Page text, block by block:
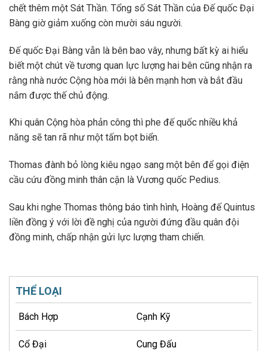
chết thêm một Sát Thần. Tổng số Sát Thần của Đế quốc Đại
Bàng giờ giảm xuống còn mười sáu người.
Đế quốc Đại Bàng vẫn là bên bao vây, nhưng bất kỳ ai hiểu
biết một chút về tương quan lực lượng hai bên cũng nhận ra
rằng nhà nước Cộng hòa mới là bên mạnh hơn và bắt đầu
nắm được thế chủ động.
Khi quân Cộng hòa phản công thì phe đế quốc nhiều khả
năng sẽ tan rã như một tấm bọt biển.
Thomas đành bỏ lòng kiêu ngạo sang một bên để gọi điện
cầu cứu đồng minh thân cận là Vương quốc Pedius.
Sau khi nghe Thomas thông báo tình hình, Hoàng đế Quintus
liền đồng ý với lời đề nghị của người đứng đầu quân đội
đồng minh, chấp nhận gửi lực lượng tham chiến.
THỂ LOẠI
Bách Hợp Cạnh Kỹ
Cổ Đại Cung Đấu